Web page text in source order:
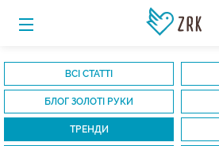
ВСІ СТАТТІ
БЛОГ ЗОЛОТІ РУКИ
ТРЕНДИ